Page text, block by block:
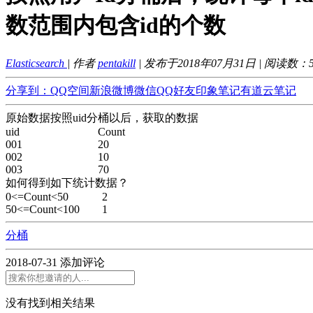
数范围内包含id的个数
Elasticsearch | 作者pentakill | 发布于2018年07月31日 | 阅读数：
分享到： QQ空间新浪微博微信QQ好友印象笔记有道云笔记
原始数据按照uid分桶以后，获取的数据
uid Count
001 20
002 10
003 70
如何得到如下统计数据？
0<=Count<50 2
50<=Count<100 1
分桶
2018-07-31 添加评论
没有找到相关结果